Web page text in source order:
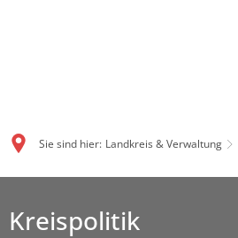
Sie sind hier: Landkreis & Verwaltung
Kreispolitik